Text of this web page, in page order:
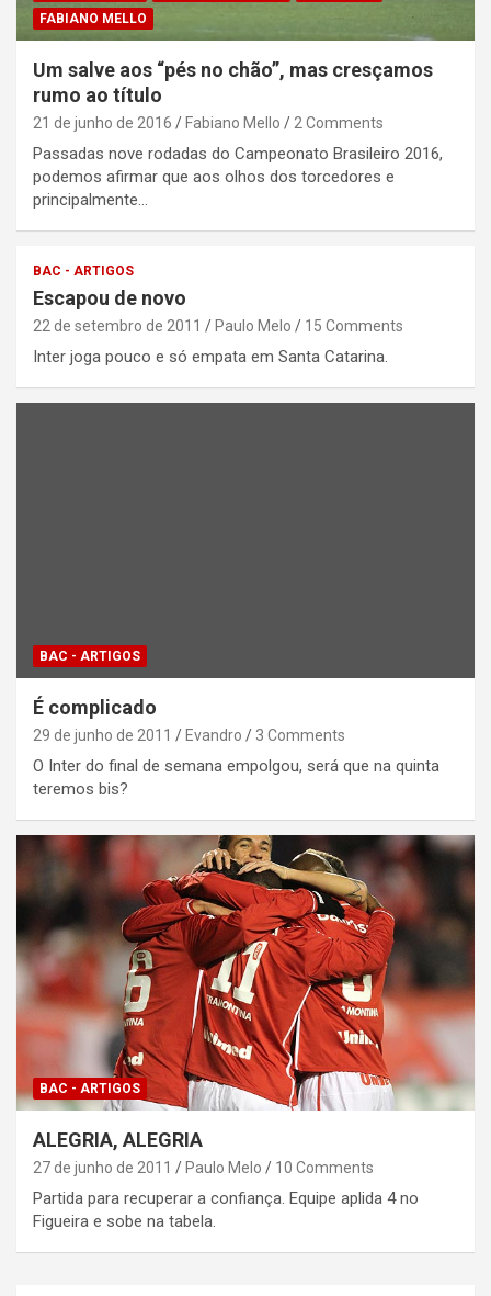
FABIANO MELLO
Um salve aos “pés no chão”, mas cresçamos
rumo ao título
21 de junho de 2016 Fabiano Mello 2 Comments
Passadas nove rodadas do Campeonato Brasileiro 2016,
podemos afirmar que aos olhos dos torcedores e
principalmente…
BAC - ARTIGOS
Escapou de novo
22 de setembro de 2011 Paulo Melo 15 Comments
Inter joga pouco e só empata em Santa Catarina.
BAC - ARTIGOS
É complicado
29 de junho de 2011 Evandro 3 Comments
O Inter do final de semana empolgou, será que na quinta
teremos bis?
BAC - ARTIGOS
ALEGRIA, ALEGRIA
27 de junho de 2011 Paulo Melo 10 Comments
Partida para recuperar a confiança. Equipe aplida 4 no
Figueira e sobe na tabela.